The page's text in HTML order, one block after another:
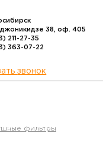
38, оф. 405
211-27-35
363-07-22
Заказать звонок
фильтры